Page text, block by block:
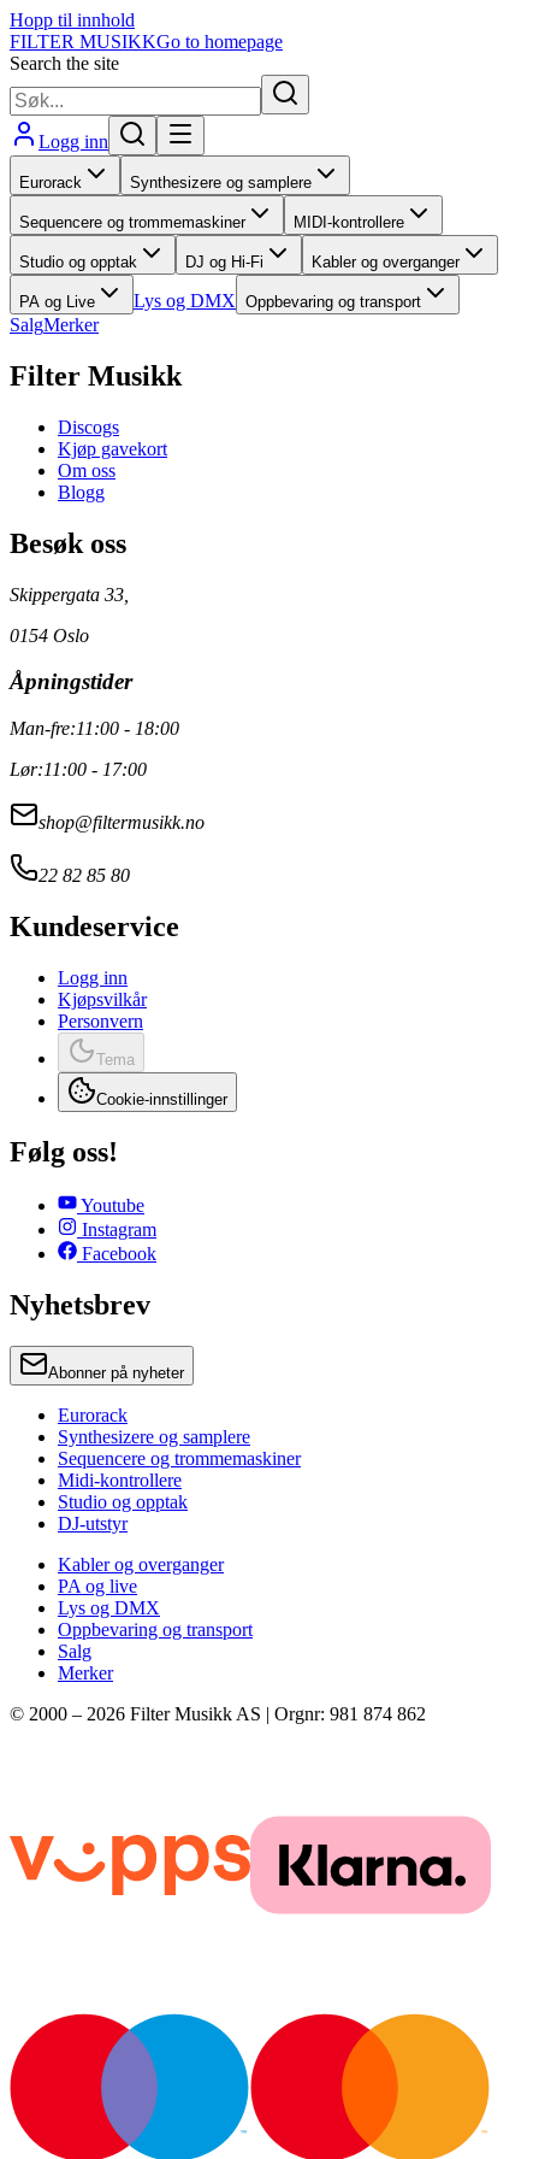
Hopp til innhold
FILTER MUSIKKGo to homepage
Search the site
Logg inn
Eurorack Synthesizere og samplere
Sequencere og trommemaskiner MIDI-kontrollere
Studio og opptak DJ og Hi-Fi Kabler og overganger
PA og Live Lys og DMX Oppbevaring og transport
SalgMerker
Filter Musikk
Discogs
Kjøp gavekort
Om oss
Blogg
Besøk oss
Skippergata 33,
0154 Oslo
Åpningstider
Man-fre:11:00 - 18:00
Lør:11:00 - 17:00
shop@filtermusikk.no
22 82 85 80
Kundeservice
Logg inn
Kjøpsvilkår
Personvern
Tema
Cookie-innstillinger
Følg oss!
Youtube
Instagram
Facebook
Nyhetsbrev
Abonner på nyheter
Eurorack
Synthesizere og samplere
Sequencere og trommemaskiner
Midi-kontrollere
Studio og opptak
DJ-utstyr
Kabler og overganger
PA og live
Lys og DMX
Oppbevaring og transport
Salg
Merker
© 2000 – 2026 Filter Musikk AS | Orgnr: 981 874 862